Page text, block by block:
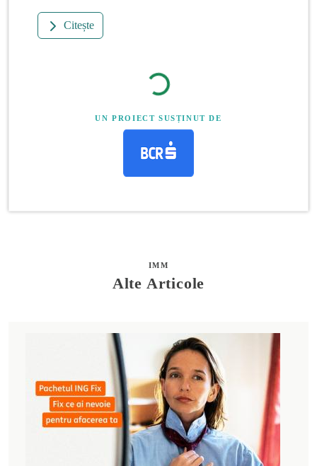
Citește
UN PROIECT SUSȚINUT DE
IMM
Alte Articole